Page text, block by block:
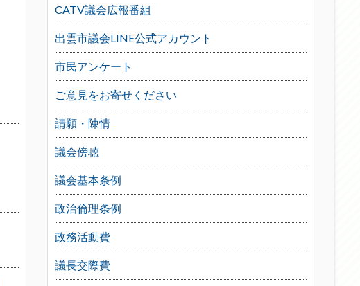
CATV議会広報番組
出雲市議会LINE公式アカウント
市民アンケート
ご意見をお寄せください
請願・陳情
議会傍聴
議会基本条例
政治倫理条例
政務活動費
議長交際費